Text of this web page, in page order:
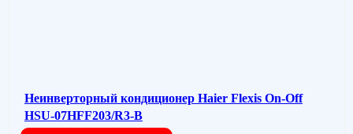
Неинверторный кондиционер Haier Flexis On-Off
HSU-07HFF203/R3-B